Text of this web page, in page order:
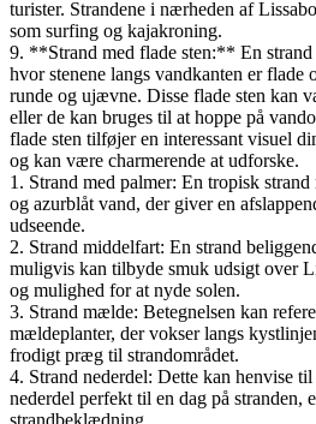
turister. Strandene i nærheden af
som surfing og kajakroning.
9. **Strand med flade sten:** En strand
hvor stenene langs vandkanten er flade
runde og ujævne. Disse flade sten kan
eller de kan bruges til at hoppe på
flade sten tilføjer en interessant visuel
og kan være charmerende at udforske.
1. Strand med palmer: En tropisk
og azurblåt vand, der giver en
udseende.
2. Strand middelfart: En strand
muligvis kan tilbyde smuk udsigt over
og mulighed for at nyde solen.
3. Strand mælde: Betegnelsen kan
mældeplanter, der vokser langs
frodigt præg til strandområdet.
4. Strand nederdel: Dette kan henvise
nederdel perfekt til en dag på stranden,
strandbeklædning.